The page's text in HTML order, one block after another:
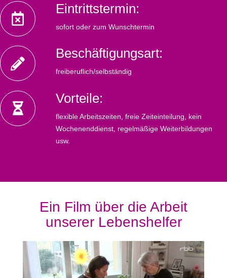
Eintrittstermin:
sofort oder zum Wunschtermin
Beschäftigungsart:
freiberuflich/selbständig
Vorteile:
flexible Arbeitszeiten, freie Zeiteinteilung, kein
Wochenenddienst, regelmäßige Weiterbildungen
usw.
Ein Film über die Arbeit
unserer Lebenshelfer